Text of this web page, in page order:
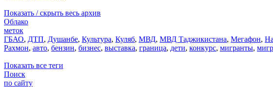
Показать / скрыть весь архив
Облако
меток
ГБАО, ДТП, Душанбе, Культура, Куляб, МВД, МВД Таджикистана, Мегафон,
Рахмон, авто, бензин, бизнес, выставка, граница, дети, конкурс, мигранты,
Показать все теги
Поиск
по сайту